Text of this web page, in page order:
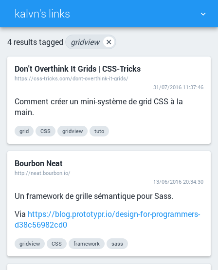
kalvn's links
TAG CLOUD
DAILY
4 results tagged gridview ✕
Don't Overthink It Grids | CSS-Tricks
https://css-tricks.com/dont-overthink-it-grids/
31/07/2016 11:37:46
Comment créer un mini-système de grid CSS à la
main.
grid CSS gridview tuto
Bourbon Neat
http://neat.bourbon.io/
13/06/2016 20:34:30
Un framework de grille sémantique pour Sass.
Via https://blog.prototypr.io/design-for-programmers-
d38c56982cd0
gridview CSS framework sass